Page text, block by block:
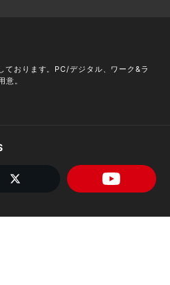
ております。PC/デジタル、ワーク&ラ
意。